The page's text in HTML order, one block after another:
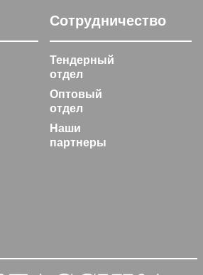
Сотрудничество
Тендерный
отдел
Оптовый
отдел
Наши
партнеры